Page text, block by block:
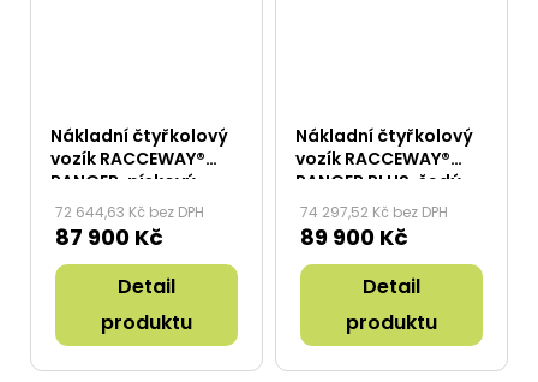
Nákladní čtyřkolový
vozík RACCEWAY®
RANGER, pískový
72 644,63 Kč bez DPH
87 900 Kč
Detail
produktu
Nákladní čtyřkolový
vozík RACCEWAY®
RANGER PLUS, šedý
74 297,52 Kč bez DPH
89 900 Kč
Detail
produktu